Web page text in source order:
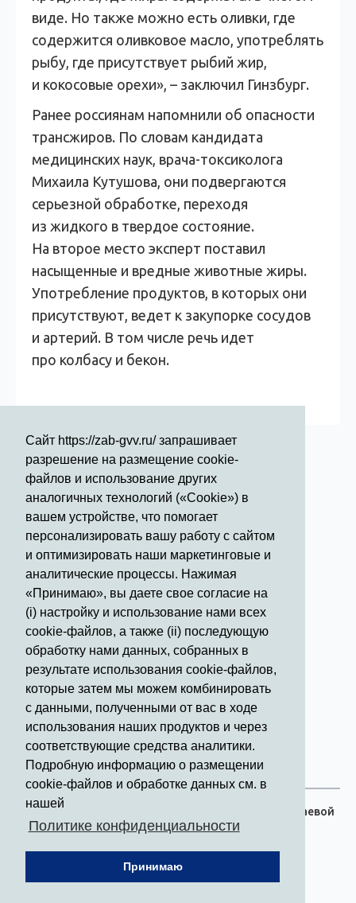
Сайт https://zab-gvv.ru/ запрашивает
разрешение на размещение cookie-
файлов и использование других
аналогичных технологий («Cookie») в
вашем устройстве, что помогает
персонализировать вашу работу с сайтом
и оптимизировать наши маркетинговые и
аналитические процессы. Нажимая
«Принимаю», вы даете свое согласие на
(i) настройку и использование нами всех
cookie-файлов, а также (ii) последующую
обработку нами данных, собранных в
результате использования cookie-файлов,
которые затем мы можем комбинировать
с данными, полученными от вас в ходе
использования наших продуктов и через
соответствующие средства аналитики.
Подробную информацию о размещении
cookie-файлов и обработке данных см. в
нашей
Политике конфиденциальности
Принимаю
виде. Но также можно есть оливки, где
содержится оливковое масло, употреблять
рыбу, где присутствует рыбий жир,
и кокосовые орехи», – заключил Гинзбург.
Ранее россиянам напомнили об опасности
трансжиров. По словам кандидата
медицинских наук, врача-токсиколога
Михаила Кутушова, они подвергаются
серьезной обработке, переходя
из жидкого в твердое состояние.
На второе место эксперт поставил
насыщенные и вредные животные жиры.
Употребление продуктов, в которых они
присутствуют, ведет к закупорке сосудов
и артерий. В том числе речь идет
про колбасу и бекон.
Режим работы стационара:
Круглосуточно
Телефон для справки:
50 - 21 - 50
Телефоны экстренной помощи
(звонок бесплатный)
Задать вопрос
Отзывы
© 2015 Официальный сайт ГБУЗ Забайкальский краевой
клинический госпиталь для ветеранов войн